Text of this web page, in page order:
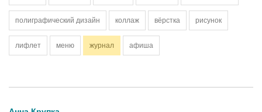
полиграфический дизайн коллаж вёрстка рисунок
лифлет меню журнал афиша